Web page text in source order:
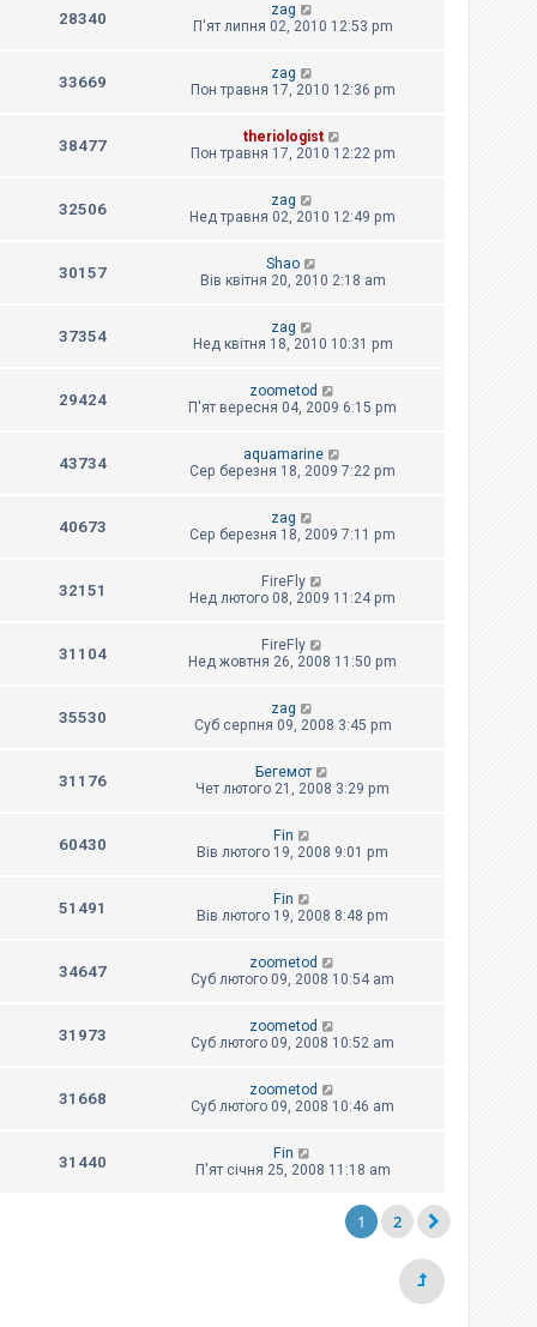
28340
zag
П'ят липня 02, 2010 12:53 pm
33669
zag
Пон травня 17, 2010 12:36 pm
38477
theriologist
Пон травня 17, 2010 12:22 pm
32506
zag
Нед травня 02, 2010 12:49 pm
30157
Shao
Вів квітня 20, 2010 2:18 am
37354
zag
Нед квітня 18, 2010 10:31 pm
29424
zoometod
П'ят вересня 04, 2009 6:15 pm
43734
aquamarine
Сер березня 18, 2009 7:22 pm
40673
zag
Сер березня 18, 2009 7:11 pm
32151
FireFly
Нед лютого 08, 2009 11:24 pm
31104
FireFly
Нед жовтня 26, 2008 11:50 pm
35530
zag
Суб серпня 09, 2008 3:45 pm
31176
Бегемот
Чет лютого 21, 2008 3:29 pm
60430
Fin
Вів лютого 19, 2008 9:01 pm
51491
Fin
Вів лютого 19, 2008 8:48 pm
34647
zoometod
Суб лютого 09, 2008 10:54 am
31973
zoometod
Суб лютого 09, 2008 10:52 am
31668
zoometod
Суб лютого 09, 2008 10:46 am
31440
Fin
П'ят січня 25, 2008 11:18 am
1 2